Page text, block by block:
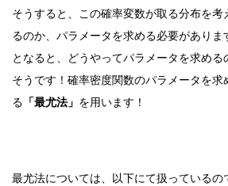
そうすると、この確率変数が取る分布を
るのか、パラメータを求める必要がありま
となると、どうやってパラメータを求める
そうです！確率密度関数のパラメータを
る 「最尤法」 を用います！
最尤法については、以下にて扱っているの